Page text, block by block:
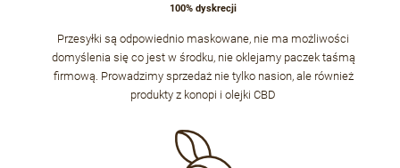
100% dyskrecji
Przesyłki są odpowiednio maskowane, nie ma możliwości
domyślenia się co jest w środku, nie oklejamy paczek taśmą
firmową. Prowadzimy sprzedaż nie tylko nasion, ale również
produkty z konopi i olejki CBD